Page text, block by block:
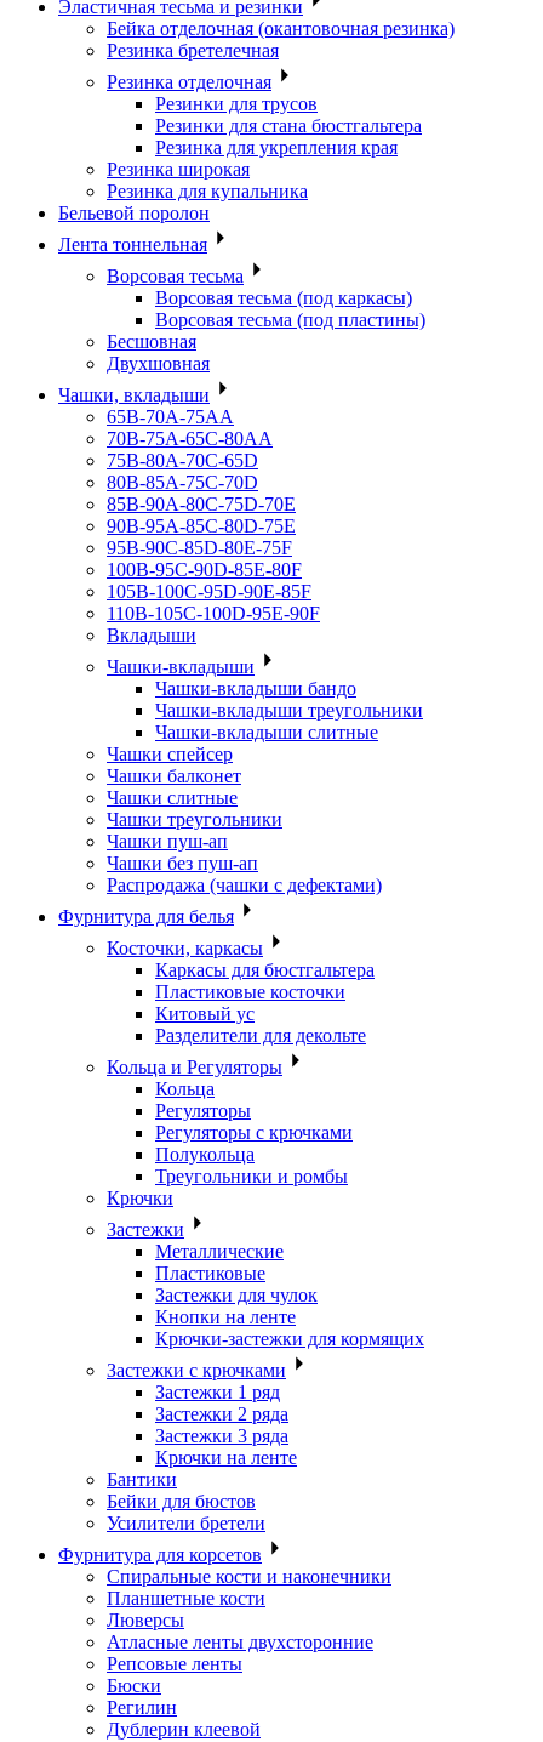
Эластичная тесьма и резинки
Бейка отделочная (окантовочная резинка)
Резинка бретелечная
Резинка отделочная
Резинки для трусов
Резинки для стана бюстгальтера
Резинка для укрепления края
Резинка широкая
Резинка для купальника
Бельевой поролон
Лента тоннельная
Ворсовая тесьма
Ворсовая тесьма (под каркасы)
Ворсовая тесьма (под пластины)
Бесшовная
Двухшовная
Чашки, вкладыши
65B-70A-75АА
70В-75А-65С-80АА
75В-80А-70С-65D
80В-85А-75С-70D
85В-90А-80С-75D-70E
90B-95A-85C-80D-75E
95B-90C-85D-80E-75F
100B-95C-90D-85E-80F
105B-100C-95D-90E-85F
110B-105C-100D-95E-90F
Вкладыши
Чашки-вкладыши
Чашки-вкладыши бандо
Чашки-вкладыши треугольники
Чашки-вкладыши слитные
Чашки спейсер
Чашки балконет
Чашки слитные
Чашки треугольники
Чашки пуш-ап
Чашки без пуш-ап
Распродажа (чашки с дефектами)
Фурнитура для белья
Косточки, каркасы
Каркасы для бюстгальтера
Пластиковые косточки
Китовый ус
Разделители для декольте
Кольца и Регуляторы
Кольца
Регуляторы
Регуляторы с крючками
Полукольца
Треугольники и ромбы
Крючки
Застежки
Металлические
Пластиковые
Застежки для чулок
Кнопки на ленте
Крючки-застежки для кормящих
Застежки с крючками
Застежки 1 ряд
Застежки 2 ряда
Застежки 3 ряда
Крючки на ленте
Бантики
Бейки для бюстов
Усилители бретели
Фурнитура для корсетов
Спиральные кости и наконечники
Планшетные кости
Люверсы
Атласные ленты двухсторонние
Репсовые ленты
Бюски
Регилин
Дублерин клеевой